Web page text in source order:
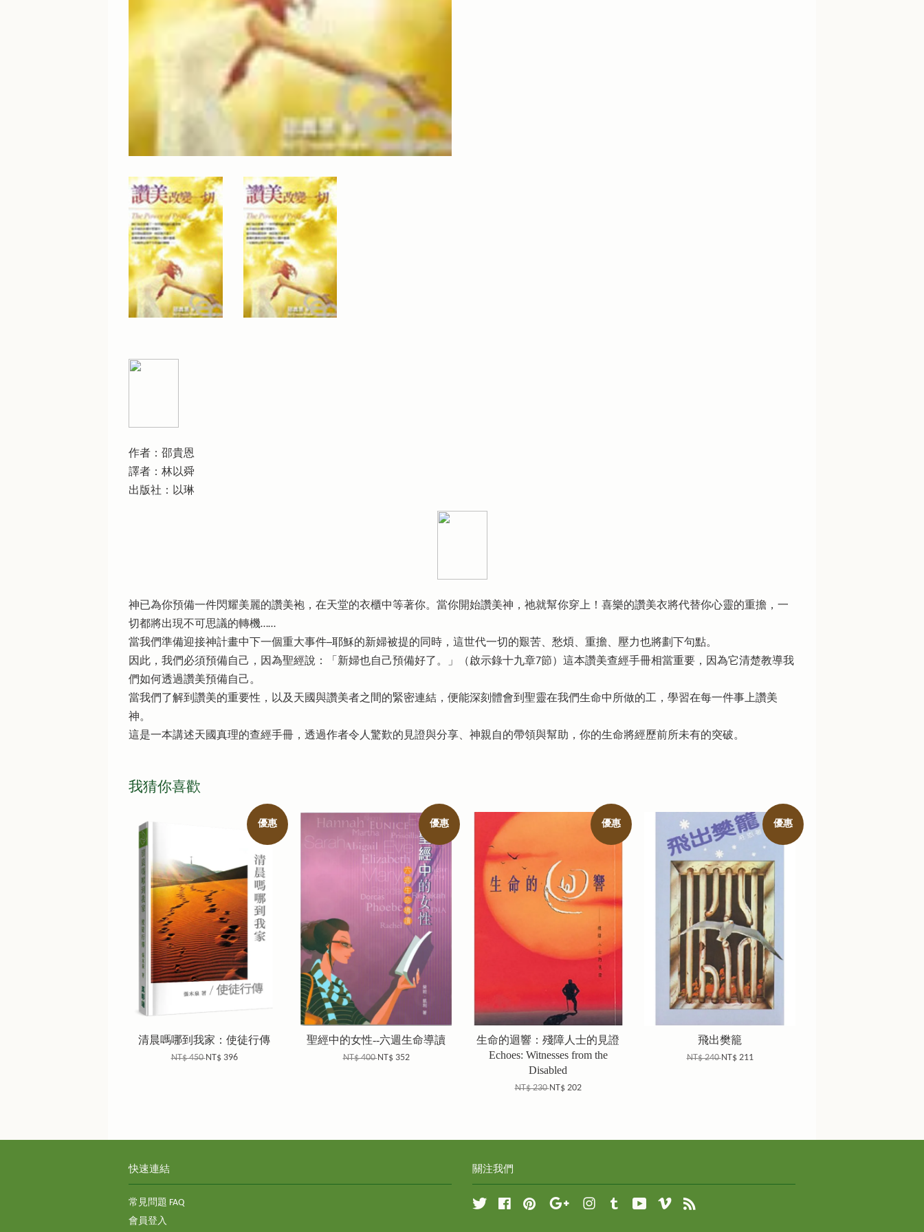
作者：邵貴恩
譯者：林以舜
出版社：以琳
神已為你預備一件閃耀美麗的讚美袍，在天堂的衣櫃中等著你。當你開始讚美神，祂就幫你穿上！喜樂的讚美衣將代替你心靈的重擔，一
切都將出現不可思議的轉機……
當我們準備迎接神計畫中下一個重大事件─耶穌的新婦被提的同時，這世代一切的艱苦、愁煩、重擔、壓力也將劃下句點。
因此，我們必須預備自己，因為聖經說：「新婦也自己預備好了。」（啟示錄十九章7節）這本讚美查經手冊相當重要，因為它清楚教導我
們如何透過讚美預備自己。
當我們了解到讚美的重要性，以及天國與讚美者之間的緊密連結，便能深刻體會到聖靈在我們生命中所做的工，學習在每一件事上讚美
神。
這是一本講述天國真理的查經手冊，透過作者令人驚歎的見證與分享、神親自的帶領與幫助，你的生命將經歷前所未有的突破。
我猜你喜歡
優惠
清晨嗎哪到我家：使徒行傳
NT$ 450NT$ 396
優惠
聖經中的女性--六週生命導讀
NT$ 400NT$ 352
優惠
生命的迴響：殘障人士的見證
Echoes: Witnesses from the
Disabled
NT$ 230NT$ 202
優惠
飛出樊籠
NT$ 240NT$ 211
快速連結
常見問題 FAQ
會員登入
關注我們
Twitter FacebookPinterest Google InstagramTumblr YouTubeVimeo